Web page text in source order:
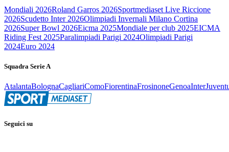
Mondiali 2026Roland Garros 2026Sportmediaset Live Riccione
2026Scudetto Inter 2026Olimpiadi Invernali Milano Cortina
2026Super Bowl 2026Eicma 2025Mondiale per club 2025EICMA
Riding Fest 2025Paralimpiadi Parigi 2024Olimpiadi Parigi
2024Euro 2024
Squadra Serie A
AtalantaBolognaCagliariComoFiorentinaFrosinoneGenoaInter
Seguici su